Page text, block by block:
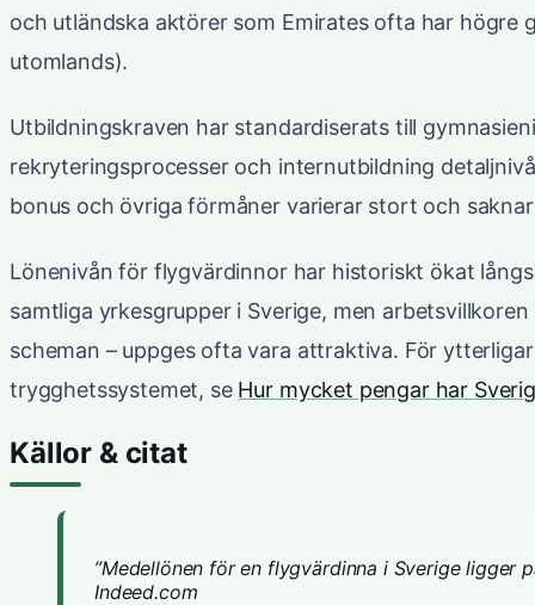
och utländska aktörer som Emirates ofta har
utomlands).
Utbildningskraven har standardiserats till
rekryteringsprocesser och internutbildning
bonus och övriga förmåner varierar stort och
Lönenivån för flygvärdinnor har historiskt ökat
samtliga yrkesgrupper i Sverige, men
scheman – uppges ofta vara attraktiva. För
trygghetssystemet, se Hur mycket pengar har
Källor & citat
”Medellönen för en flygvärdinna i Sverige ligger
Indeed.com